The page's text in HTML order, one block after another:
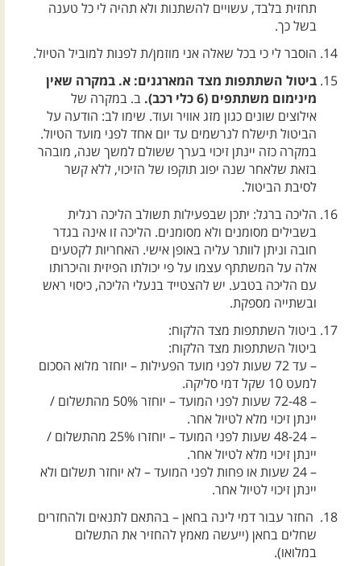
תחזית בלבד, עשויים להשתנות ולא תהיה לי כל טענה
בשל כך.
הוסבר לי כי בכל שאלה אני מוזמן/ת לפנות למוביל הטיול.
ביטול השתתפות מצד המארגנים: א. במקרה שאין
מינימום משתתפים (6 כלי רכב).
ב. במקרה של
אילוצים שונים כגון מזג אוויר ועוד. שימו לב: הודעה על
הביטול תישלח לנרשמים עד יום אחד לפני מועד הטיול.
במקרה כזה יינתן זיכוי בערך ששולם למשך שנה, מובהר
בזאת שלאחר שנה יפוג תוקפו של הזיכוי, ללא קשר
לסיבת הביטול.
הליכה ברגל: יתכן שבפעילות תשולב הליכה רגלית
בשבילים מסומנים ולא מסומנים. הליכה זו אינה בגדר
חובה וניתן לוותר עליה באופן אישי. האחריות לקטעים
אלה על המשתתף עצמו על פי יכולתו הפיזית והיכרותו
עם הליכה בטבע. יש להצטייד בנעלי הליכה, כיסוי ראש
ובשתייה מספקת.
ביטול השתתפות מצד הלקוח:
ביטול השתתפות מצד הלקוח:
– עד 72 שעות לפני מועד הפעילות – יוחזר מלוא הסכום
למעט 10 שקל דמי סליקה.
– 72-48 שעות לפני המועד – יוחזר 50% מהתשלום /
יינתן זיכוי מלא לטיול אחר.
– 48-24 שעות לפני המועד – יוחזרו 25% מהתשלום /
יינתן זיכוי מלא לטיול אחר.
– 24 שעות או פחות לפני המועד – לא יוחזר תשלום ולא
יינתן זיכוי לטיול אחר.
החזר עבור דמי לינה בחאן – בהתאם לתנאים ולהחזרים
שחלים בחאן (ייעשה מאמץ להחזיר את התשלום
במלואו).